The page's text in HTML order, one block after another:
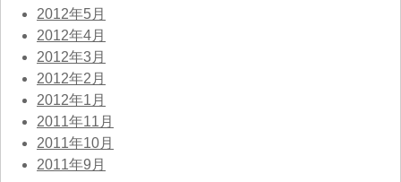
2012年5月
2012年4月
2012年3月
2012年2月
2012年1月
2011年11月
2011年10月
2011年9月